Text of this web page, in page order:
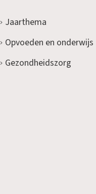
Jaarthema
Opvoeden en onderwijs
Gezondheidszorg